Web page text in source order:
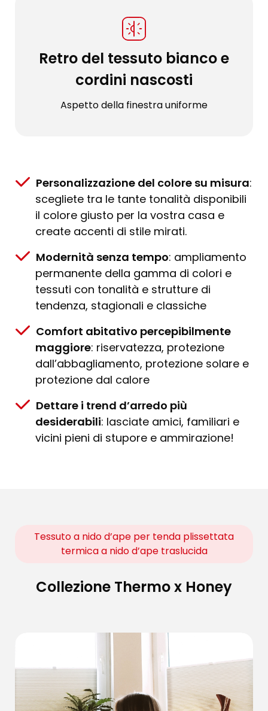
Retro del tessuto bianco e
cordini nascosti
Aspetto della finestra uniforme
Personalizzazione del colore su misura:
scegliete tra le tante tonalità disponibili
il colore giusto per la vostra casa e
create accenti di stile mirati.
Modernità senza tempo: ampliamento
permanente della gamma di colori e
tessuti con tonalità e strutture di
tendenza, stagionali e classiche
Comfort abitativo percepibilmente
maggiore: riservatezza, protezione
dall’abbagliamento, protezione solare e
protezione dal calore
Dettare i trend d’arredo più
desiderabili: lasciate amici, familiari e
vicini pieni di stupore e ammirazione!
Tessuto a nido d’ape per tenda plissettata
termica a nido d’ape traslucida
Collezione Thermo x Honey